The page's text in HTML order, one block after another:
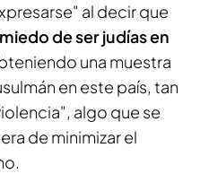
al decir que
de ser judías en
una muestra
en este país, tan
algo que se
de minimizar el